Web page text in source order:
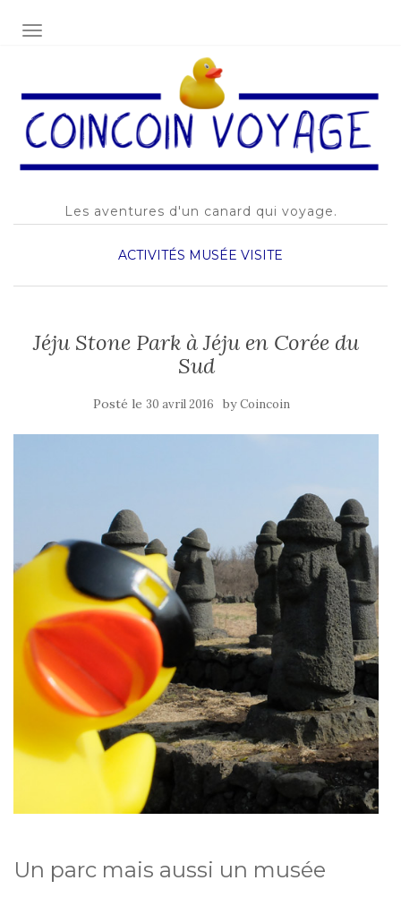
AFFICHER/MASQUER LA NAVIGATION
Les aventures d'un canard qui voyage.
ACTIVITÉS MUSÉE VISITE
Jéju Stone Park à Jéju en Corée du
Sud
Posté le 30 avril 2016 byCoincoin
Un parc mais aussi un musée